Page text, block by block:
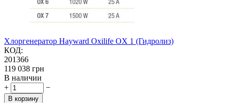
Хлоргенератор Hayward Oxilife OX 1 (Гидролиз)
КОД:
201366
‍119 038‍ грн
В наличии
+
−
В корзину